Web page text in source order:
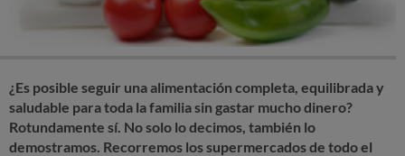
¿Es posible seguir una alimentación completa, equilibrada y
saludable para toda la familia sin gastar mucho dinero?
Rotundamente sí. No solo lo decimos, también lo
demostramos. Recorremos los supermercados de todo el